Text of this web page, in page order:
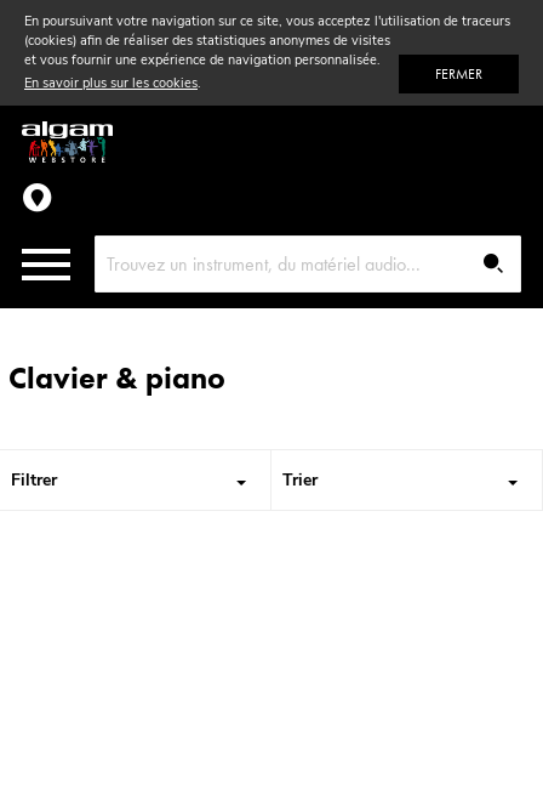
En poursuivant votre navigation sur ce site, vous acceptez l'utilisation de traceurs
(cookies) afin de réaliser des statistiques anonymes de visites
et vous fournir une expérience de navigation personnalisée.
En savoir plus sur les cookies. FERMER
Vent& Violon
Accessoires
Pièces détachées
Clavier & piano
Trier
Filtrer